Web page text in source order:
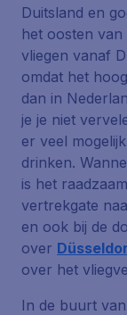
Duitsland en
het oosten
vliegen vanaf
omdat het
dan in
je je niet
er veel
drinken.
is het
vertrekgate
en ook bij de
over
over het
In de buurt